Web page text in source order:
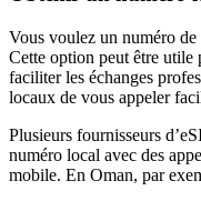
Vous voulez un numéro
Cette option peut être utile
faciliter les échanges
locaux de vous appeler
Plusieurs fournisseurs
numéro local avec des
mobile. En Oman, par